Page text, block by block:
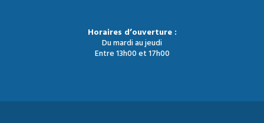
Horaires d’ouverture :
Du mardi au jeudi
Entre 13h00 et 17h00